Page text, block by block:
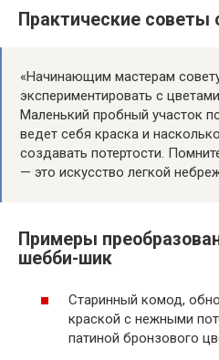
Практические советы
«Начинающим мастерам
экспериментировать с
Маленький пробный участок
ведет себя краска и
создавать потертости.
— это искусство легкой
Примеры
шебби-шик
Старинный комод,
краской с нежными
патиной бронзового